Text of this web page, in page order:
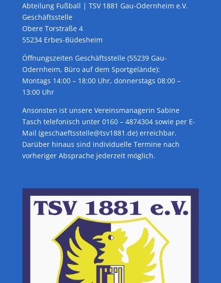
Abteilung Fußball | TSV 1881 Gau-Odernheim e.V.
Geschäftsstelle
Obere Torstraße 4
55234 Erbes-Büdesheim
Öffnungszeiten Geschäftsstelle (55239 Gau-
Odernheim, Büro auf dem Sportgelände):
Montags 14:00 – 18:00 Uhr, donnerstags 08:00 –
13:00 Uhr
Ansonsten ist unsere Vereinsmanagerin Sabine
Tasch telefonisch unter 0160 – 4874304 sowie per E-
Mail (geschaeftsstelle@tsv1881.de) erreichbar.
Darüber hinaus sind individuelle Termine nach
vorheriger Absprache jederzeit möglich.